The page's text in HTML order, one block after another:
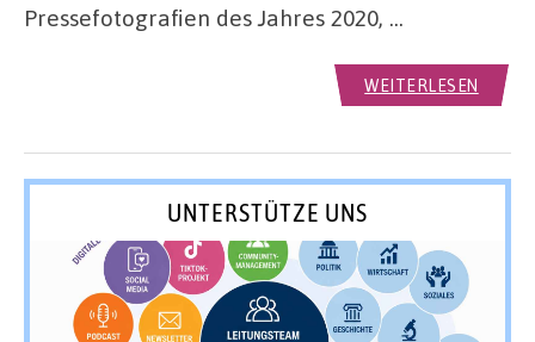
Pressefotografien des Jahres 2020, …
WEITERLESEN
UNTERSTÜTZE UNS